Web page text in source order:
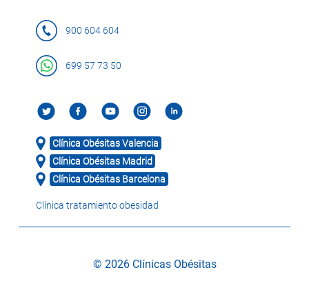
900 604 604
699 57 73 50
Clínica Obésitas Valencia
Clínica Obésitas Madrid
Clínica Obésitas Barcelona
Clínica tratamiento obesidad
© 2026 Clínicas Obésitas